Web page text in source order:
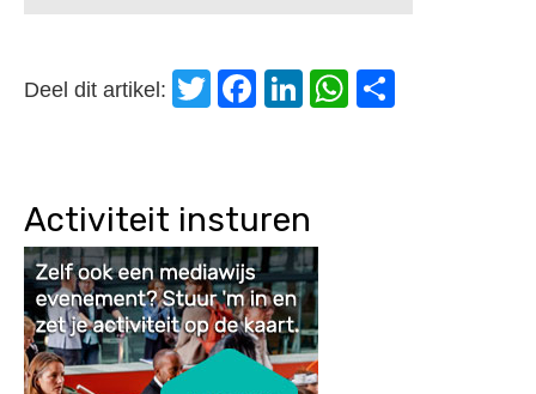
Deel dit artikel: Twitter
Facebook
LinkedIn
WhatsApp
Activiteit insturen